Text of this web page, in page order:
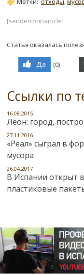
[senderrorinarticle]
Статья оказалась
Да (0)
Ссылки по
16.08.2015
Леон: город,
27.11.2016
«Реал» сыграл в
мусора
26.04.2017
В Испании открыт
пластиковые